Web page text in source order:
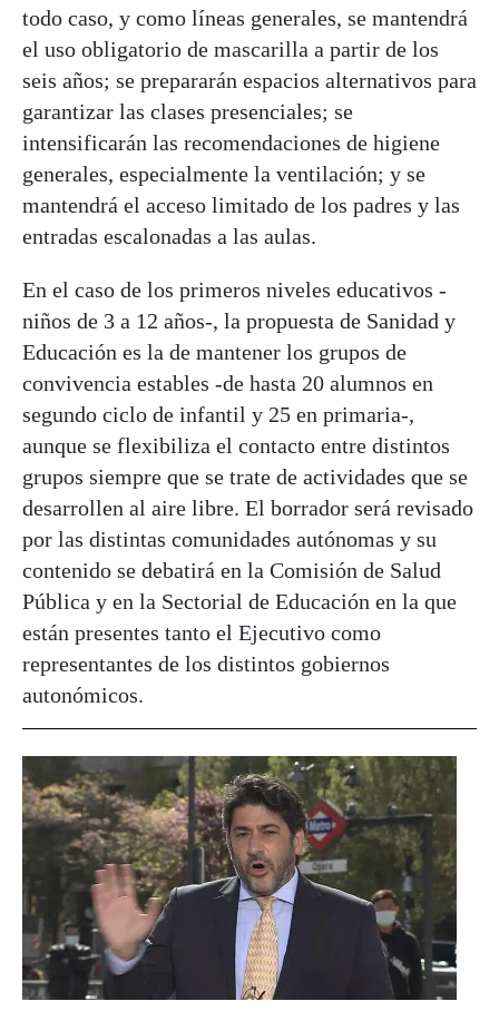
todo caso, y como líneas generales, se mantendrá
el uso obligatorio de mascarilla a partir de los
seis años; se prepararán espacios alternativos para
garantizar las clases presenciales; se
intensificarán las recomendaciones de higiene
generales, especialmente la ventilación; y se
mantendrá el acceso limitado de los padres y las
entradas escalonadas a las aulas.
En el caso de los primeros niveles educativos -
niños de 3 a 12 años-, la propuesta de Sanidad y
Educación es la de mantener los grupos de
convivencia estables -de hasta 20 alumnos en
segundo ciclo de infantil y 25 en primaria-,
aunque se flexibiliza el contacto entre distintos
grupos siempre que se trate de actividades que se
desarrollen al aire libre. El borrador será revisado
por las distintas comunidades autónomas y su
contenido se debatirá en la Comisión de Salud
Pública y en la Sectorial de Educación en la que
están presentes tanto el Ejecutivo como
representantes de los distintos gobiernos
autonómicos.